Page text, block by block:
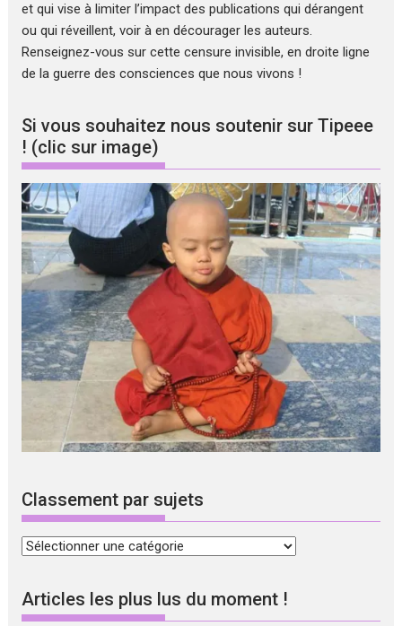
et qui vise à limiter l’impact des publications qui dérangent
ou qui réveillent, voir à en décourager les auteurs.
Renseignez-vous sur cette censure invisible, en droite ligne
de la guerre des consciences que nous vivons !
Si vous souhaitez nous soutenir sur Tipeee
! (clic sur image)
Classement par sujets
Classement
sujets
Articles les plus lus du moment !